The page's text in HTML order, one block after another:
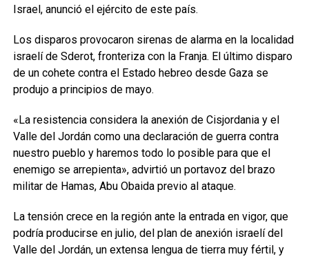
Israel, anunció el ejército de este país.
Los disparos provocaron sirenas de alarma en la localidad
israelí de Sderot, fronteriza con la Franja. El último disparo
de un cohete contra el Estado hebreo desde Gaza se
produjo a principios de mayo.
«La resistencia considera la anexión de Cisjordania y el
Valle del Jordán como una declaración de guerra contra
nuestro pueblo y haremos todo lo posible para que el
enemigo se arrepienta», advirtió un portavoz del brazo
militar de Hamas, Abu Obaida previo al ataque.
La tensión crece en la región ante la entrada en vigor, que
podría producirse en julio, del plan de anexión israelí del
Valle del Jordán, un extensa lengua de tierra muy fértil, y